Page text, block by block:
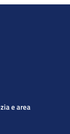
e area